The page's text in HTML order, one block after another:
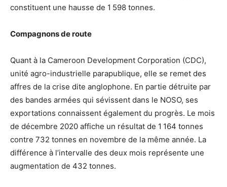
constituent une hausse de 1 598 tonnes.
Compagnons de route
Quant à la Cameroon Development Corporation (CDC),
unité agro-industrielle parapublique, elle se remet des
affres de la crise dite anglophone. En partie détruite par
des bandes armées qui sévissent dans le NOSO, ses
exportations connaissent également du progrès. Le mois
de décembre 2020 affiche un résultat de 1 164 tonnes
contre 732 tonnes en novembre de la même année. La
différence à l’intervalle des deux mois représente une
augmentation de 432 tonnes.